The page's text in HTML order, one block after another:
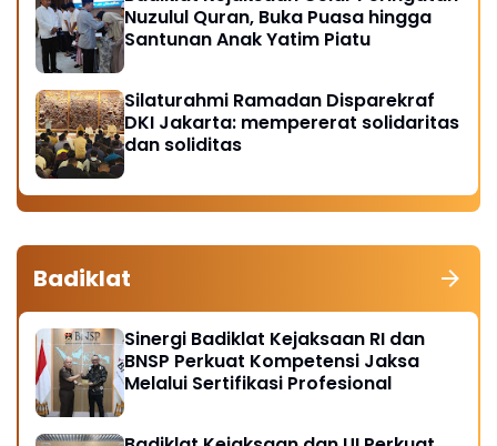
Nuzulul Quran, Buka Puasa hingga
Santunan Anak Yatim Piatu
Silaturahmi Ramadan Disparekraf
DKI Jakarta: mempererat solidaritas
dan soliditas
Badiklat
Sinergi Badiklat Kejaksaan RI dan
BNSP Perkuat Kompetensi Jaksa
Melalui Sertifikasi Profesional